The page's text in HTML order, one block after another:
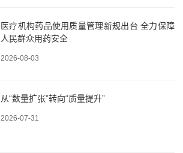
医疗机构药品使用质量管理新规出台 全力保障
人民群众用药安全
2026-08-03
从“数量扩张”转向“质量提升”
2026-07-31